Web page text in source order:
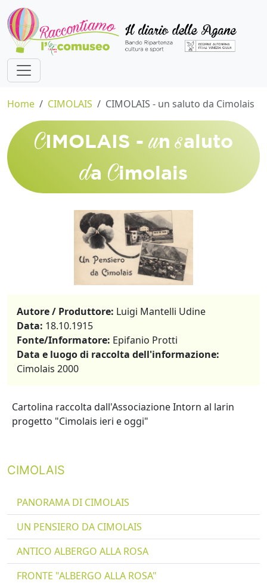
Home CIMOLAIS CIMOLAIS - un saluto da Cimolais
CIMOLAIS -unsaluto
da Cimolais
Autore / Produttore: Luigi Mantelli Udine
Data: 18.10.1915
Fonte/Informatore: Epifanio Protti
Data e luogo di raccolta dell'informazione:
Cimolais 2000
Cartolina raccolta dall'Associazione Intorn al larin
progetto "Cimolais ieri e oggi"
CIMOLAIS
PANORAMA DI CIMOLAIS
UN PENSIERO DA CIMOLAIS
ANTICO ALBERGO ALLA ROSA
FRONTE "ALBERGO ALLA ROSA"